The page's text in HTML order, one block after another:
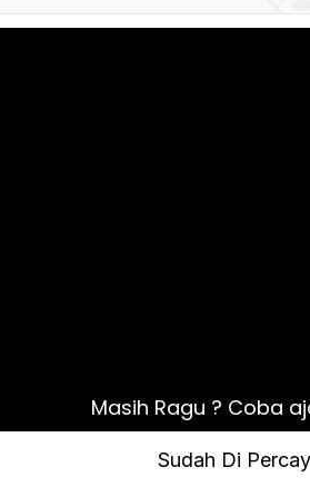
Masih Ragu ? Coba
Sudah Di